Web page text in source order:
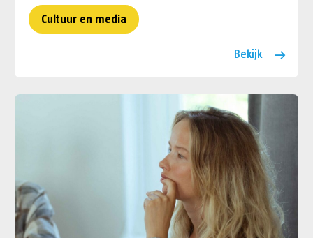
Cultuur en media
Bekijk